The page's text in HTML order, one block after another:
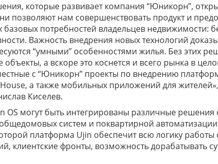
которые развивает компания “Юникорн”,
позволяют нам совершенствовать продукт и
базовых потребностей владельцев недвижимости:
Важность внедрения новых технологий
“умными” особенностями жилья. Без этих
объекты, а вскоре это коснется и всего рынка в
с “Юникорн” проекты по внедрению
а также мобильных приложений для
Киселев.
OS могут быть интегрированы различные
систем и поквартирной
платформа Ujin обеспечит всю логику
клиентские фронты, возможность дорабатывать